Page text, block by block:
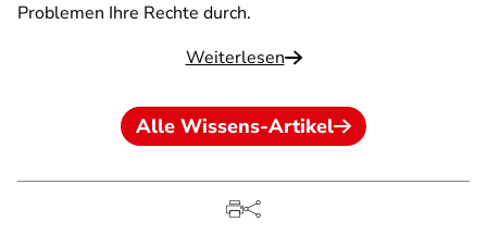
Problemen Ihre Rechte durch.
Weiterlesen
Alle Wissens-Artikel